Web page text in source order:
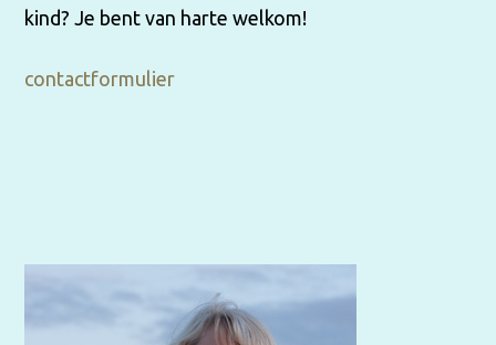
kind? Je bent van harte welkom!
contactformulier